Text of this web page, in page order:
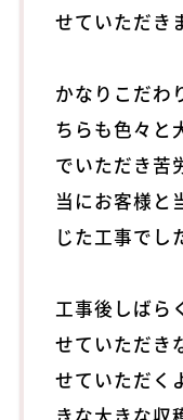
せていただき
かなりこだわ
ちらも色々と
でいただき苦
当にお客様と
じた工事でし
工事後しばら
せていただき
せていただく